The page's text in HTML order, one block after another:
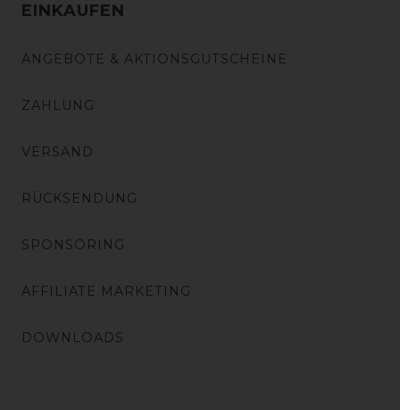
EINKAUFEN
ANGEBOTE & AKTIONSGUTSCHEINE
ZAHLUNG
VERSAND
RÜCKSENDUNG
SPONSORING
AFFILIATE MARKETING
DOWNLOADS